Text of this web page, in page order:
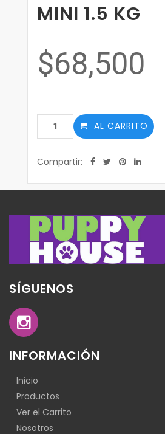
MINI 1.5 KG
$68,500
AL CARRITO
Compartir:
SÍGUENOS
INFORMACIÓN
Inicio
Productos
Ver el Carrito
Nosotros